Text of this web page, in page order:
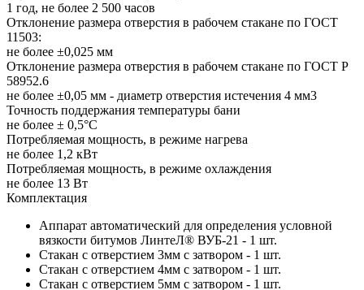
1 год, не более 2 500 часов
Отклонение размера отверстия в рабочем стакане по ГОСТ
11503:
не более ±0,025 мм
Отклонение размера отверстия в рабочем стакане по ГОСТ Р
58952.6
не более ±0,05 мм - диаметр отверстия истечения 4 мм3
Точность поддержания температуры бани
не более ± 0,5°C
Потребляемая мощность, в режиме нагрева
не более 1,2 кВт
Потребляемая мощность, в режиме охлаждения
не более 13 Вт
Комплектация
Аппарат автоматический для определения условной
вязкости битумов ЛинтеЛ® ВУБ-21 - 1 шт.
Стакан с отверстием 3мм с затвором - 1 шт.
Стакан с отверстием 4мм с затвором - 1 шт.
Стакан с отверстием 5мм с затвором - 1 шт.